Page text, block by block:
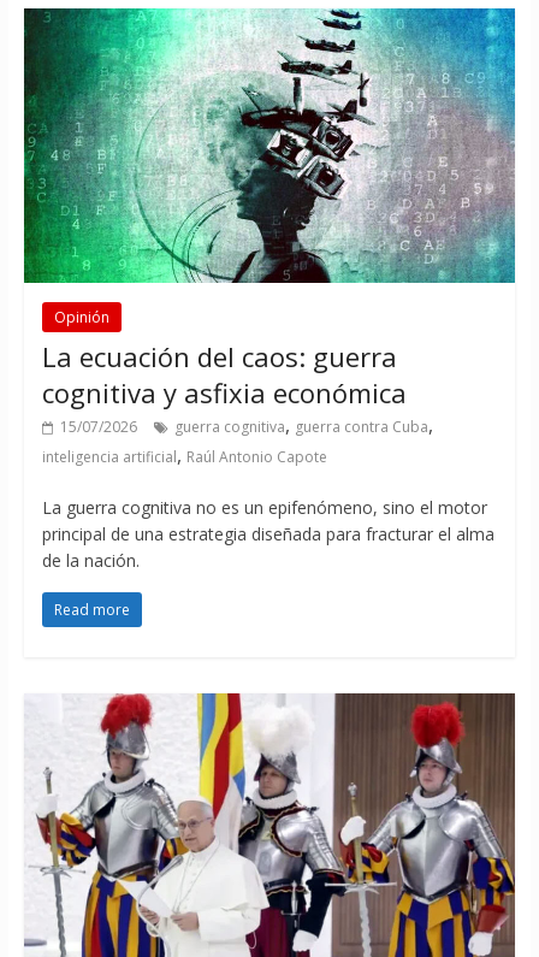
Opinión
La ecuación del caos: guerra
cognitiva y asfixia económica
15/07/2026 guerra cognitiva, guerra contra Cuba,
inteligencia artificial, Raúl Antonio Capote
La guerra cognitiva no es un epifenómeno, sino el motor
principal de una estrategia diseñada para fracturar el alma
de la nación.
Read more